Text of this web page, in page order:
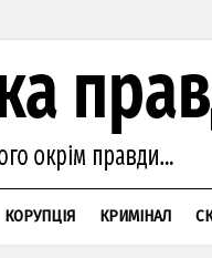
КОРУПЦІЯ КРИМІНАЛ